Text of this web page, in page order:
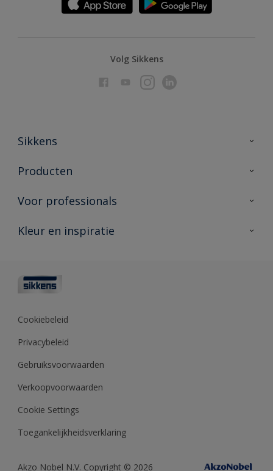
Volg Sikkens
Sikkens
Over Sikkens
Duurzaamheid
Producten
Producten voor binnen
Vind je verkooppunt
Voor professionals
Advies & service
Polyfilla Pro
Sikkens Center
Kleur en inspiratie
Kleurtesters
Kleurcollecties
Kennisbank
Cookiebeleid
Privacybeleid
Gebruiksvoorwaarden
Verkoopvoorwaarden
Cookie Settings
Toegankelijkheidsverklaring
Akzo Nobel N.V. Copyright © 2026